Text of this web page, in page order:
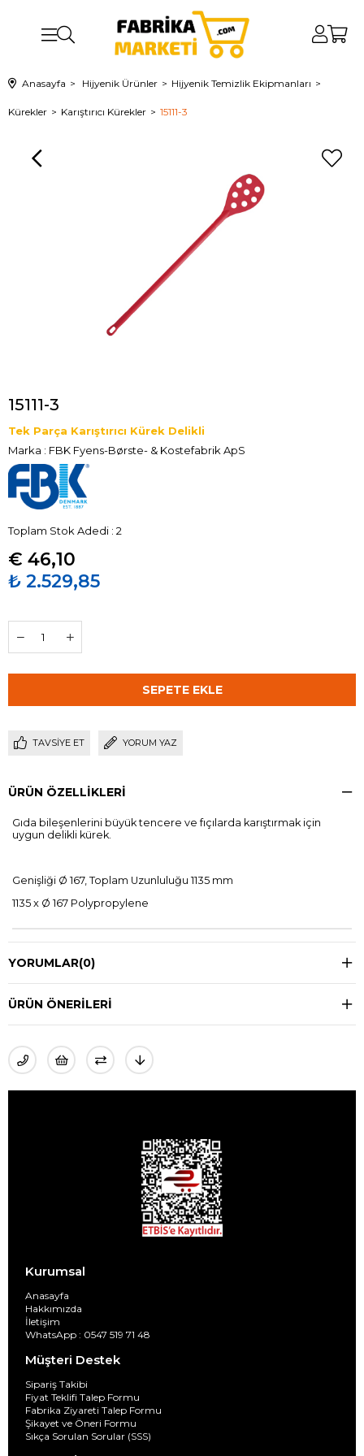
Anasayfa Hijyenik Ürünler Hijyenik Temizlik Ekipmanları
Kürekler Karıştırıcı Kürekler 15111-3
15111-3
Tek Parça Karıştırıcı Kürek Delikli
Marka : FBK Fyens-Børste- & Kostefabrik ApS
Toplam Stok Adedi : 2
€ 46,10
₺ 2.529,85
TAVSIYE ET YORUM YAZ
ÜRÜN ÖZELLIKLERI
Gıda bileşenlerini büyük tencere ve fıçılarda karıştırmak için
uygun delikli kürek.
Genişliği Ø 167, Toplam Uzunluluğu 1135 mm
1135 x Ø 167 Polypropylene
YORUMLAR(0)
ÜRÜN ÖNERILERI
Kurumsal
Anasayfa
Hakkımızda
İletişim
WhatsApp : 0547 519 71 48
Müşteri Destek
Sipariş Takibi
Fiyat Teklifi Talep Formu
Fabrika Ziyareti Talep Formu
Şikayet ve Öneri Formu
Sıkça Sorulan Sorular (SSS)